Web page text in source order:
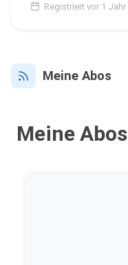
Registriert vor 1 Jahr
Meine Abos
Meine Abos